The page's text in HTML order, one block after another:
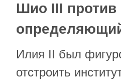
Шио III против
Илия II был
отстроить